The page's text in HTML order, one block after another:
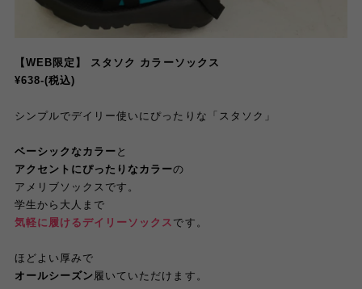
【WEB限定】 スタソク カラーソックス
¥638-(税込)
シンプルでデイリー使いにぴったりな「スタソク」
ベーシックなカラー と
アクセントにぴったりなカラーの
アメリブソックスです。
学生から大人まで
気軽に履けるデイリーソックス です。
ほどよい厚みで
オールシーズン 履いていただけます。